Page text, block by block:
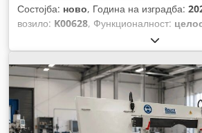
Состојба: ново, Година на изградба:
возило: K00628, Функционалност:
1,8 kW (2,45
влезен напон:400 V, влезна
максимална висина на сечење:300 мм,
ширина на сечење:1.000 мм, тип на
тип на активирање: рачно , вкупна
должина:1.400 мм , вкупна ширина:
Ознака CE, документација /